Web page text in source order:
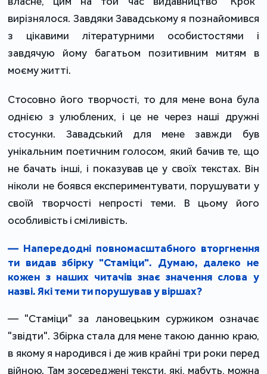
вирізнялося. Завдяки Завадському я познайомився
з цікавими літературними особистостями і
завдячую йому багатьом позитивним митям в
моєму житті.
Стосовно його творчості, то для мене вона була
однією з улюблених, і це не через наші дружні
стосунки. Завадський для мене завжди був
унікальним поетичним голосом, який бачив те, що
не бачать інші, і показував це у своїх текстах. Він
ніколи не боявся експериментувати, порушувати у
своїй творчості непрості теми. В цьому його
особливість і сміливість.
— Напередодні повномасштабного вторгнення
ти видав збірку "Стаміци". Думаю, далеко не
кожен з наших читачів знає значення слова у
назві. Які теми ти порушував у віршах?
— "Стаміци" за лановецьким суржиком означає
"звідти". Збірка стала для мене такою данню краю,
в якому я народився і де жив крайні три роки перед
війною. Там зосереджені тексти, які, мабуть, можна